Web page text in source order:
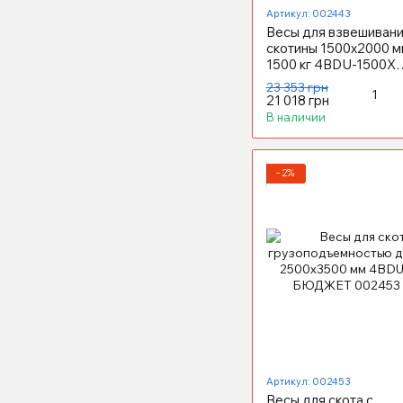
Артикул: 002443
Весы для
скотины 1500x2000
1500 кг 4BDU-1500X
БЮДЖЕТ
23 353 грн
21 018 грн
В наличии
−2%
Артикул: 002453